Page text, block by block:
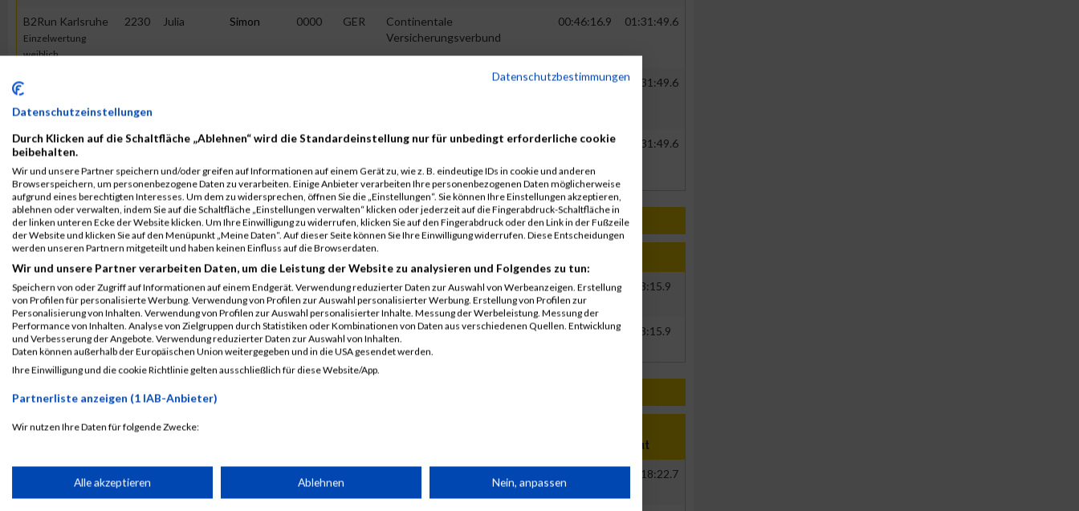
B2Run Karlsruhe
Einzelwertung
weiblich
2230 Julia Simon 0000 GER
Continentale
Versicherungsverbund
00:46:16.9 01:31:49.6
B2Run Karlsruhe
mixed
00:46:16.9 01:31:49.6
B2Run Karlsruhe
Teamwertung
weiblich
2230 Julia Simon 0000 GER
Continentale
00:46:16.9 01:31:49.6
2017
Vienna Night Run
erste bank vienna night run
21649 Julia Simon 1995 AUT Die Shotys 00:42:35.9 01:43:15.9
Vienna Night Run
Paarwertung
21649 Julia Simon 1995 AUT Die Shotys 00:42:35.9 01:43:15.9
2016
First
Brut
B2RUN Köln
01:18:22.7
Datenschutzbestimmungen
Datenschutzeinstellungen
Durch Klicken auf die Schaltfläche „Ablehnen“ wird die Standardeinstellung nur für unbedingt erforderliche cookie
beibehalten.
Wir und unsere Partner speichern und/oder greifen auf Informationen auf einem Gerät zu, wie z. B. eindeutige IDs in cookie und anderen
Browserspeichern, um personenbezogene Daten zu verarbeiten. Einige Anbieter verarbeiten Ihre personenbezogenen Daten möglicherweise
aufgrund eines berechtigten Interesses. Um dem zu widersprechen, öffnen Sie die „Einstellungen“. Sie können Ihre Einstellungen akzeptieren,
ablehnen oder verwalten, indem Sie auf die Schaltfläche „Einstellungen verwalten“ klicken oder jederzeit auf die Fingerabdruck-Schaltfläche in
der linken unteren Ecke der Website klicken. Um Ihre Einwilligung zu widerrufen, klicken Sie auf den Fingerabdruck oder den Link in der Fußzeile
der Website und klicken Sie auf den Menüpunkt „Meine Daten“. Auf dieser Seite können Sie Ihre Einwilligung widerrufen. Diese Entscheidungen
werden unseren Partnern mitgeteilt und haben keinen Einfluss auf die Browserdaten.
Wir und unsere Partner verarbeiten Daten, um die Leistung der Website zu analysieren und Folgendes zu tun:
Speichern von oder Zugriff auf Informationen auf einem Endgerät. Verwendung reduzierter Daten zur Auswahl von Werbeanzeigen. Erstellung
von Profilen für personalisierte Werbung. Verwendung von Profilen zur Auswahl personalisierter Werbung. Erstellung von Profilen zur
Personalisierung von Inhalten. Verwendung von Profilen zur Auswahl personalisierter Inhalte. Messung der Werbeleistung. Messung der
Performance von Inhalten. Analyse von Zielgruppen durch Statistiken oder Kombinationen von Daten aus verschiedenen Quellen. Entwicklung
und Verbesserung der Angebote. Verwendung reduzierter Daten zur Auswahl von Inhalten.
Daten können außerhalb der Europäischen Union weitergegeben und in die USA gesendet werden.
Ihre Einwilligung und die cookie Richtlinie gelten ausschließlich für diese Website/App.
Partnerliste anzeigen (1 IAB-Anbieter)
Wir nutzen Ihre Daten für folgende Zwecke:
Speichern von oder Zugriff auf Informationen auf einem Endgerät
Alle akzeptieren Ablehnen Nein, anpassen